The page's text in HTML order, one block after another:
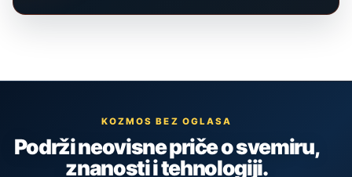
KOZMOS BEZ OGLASA
Podrži neovisne priče o svemiru,
znanosti i tehnologiji.